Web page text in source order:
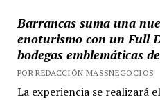
Barrancas suma una
enoturismo con un Full
bodegas emblemáticas
POR REDACCIÓN MASSNEGOCIOS
La experiencia se realizará